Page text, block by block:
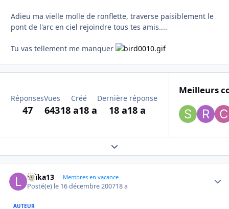
Adieu ma vielle molle de ronflette, traverse paisiblement le
pont de l'arc en ciel rejoindre tous tes amis....
Tu vas tellement me manquer
Réponses
47
Vues
643
Créé
18 a18 a
Dernière réponse
18 a18 a
Meilleurs
Expand topic overview
Laïka13 Membres en vacance
Posté(e) le 16 décembre 200718 a
AUTEUR